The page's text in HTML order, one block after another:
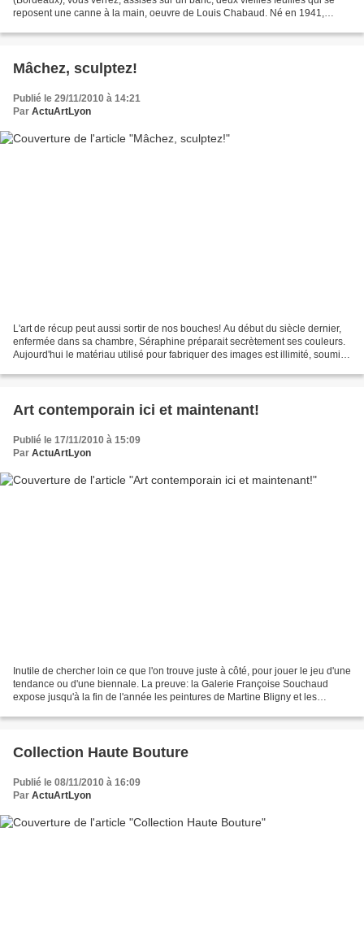
reposent une canne à la main, oeuvre de Louis Chabaud. Né en 1941,
Mâchez, sculptez!
Publié le 29/11/2010 à 14:21
Par ActuArtLyon
L'art de récup peut aussi sortir de nos bouches! Au début du siècle dernier,
enfermée dans sa chambre, Séraphine préparait secrètement ses couleurs.
Aujourd'hui le matériau utilisé pour fabriquer des images est illimité, soumis
Art contemporain ici et maintenant!
Publié le 17/11/2010 à 15:09
Par ActuArtLyon
Inutile de chercher loin ce que l'on trouve juste à côté, pour jouer le jeu d'une
tendance ou d'une biennale. La preuve: la Galerie Françoise Souchaud
expose jusqu'à la fin de l'année les peintures de Martine Bligny et les
Collection Haute Bouture
Publié le 08/11/2010 à 16:09
Par ActuArtLyon